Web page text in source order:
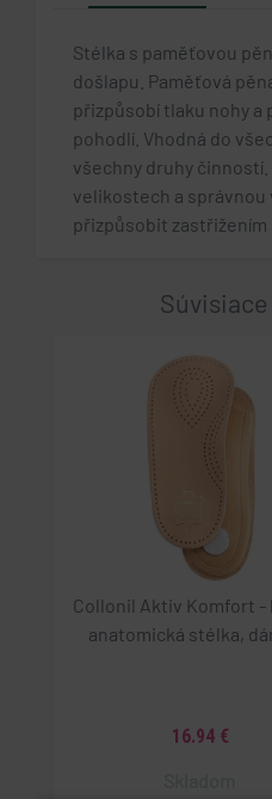
Stélka s paměťovou
došlapu. Paměťová
přizpůsobí tlaku nohy
pohodlí. Vhodná do
všechny druhy činností.
velikostech a správnou
přizpůsobit zastřižením
Collonil Aktiv Komfort -
anatomická stélka,
16.94 €